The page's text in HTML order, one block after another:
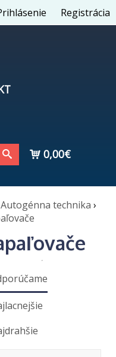
Registrácia
0,00€
Autogénna technika ›